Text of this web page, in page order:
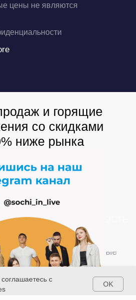
НЕДВИЖИМОСТЬ
Недвижимость по
Дома и коттеджные
Апартаментные
комплексы
Жилые
Комплексы
цены не являются
и горящие
со скидками
ниже рынка
с
OK